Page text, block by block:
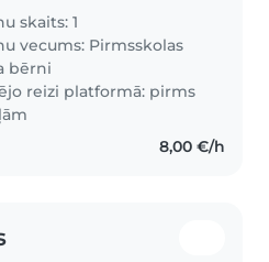
sportisko
Ļoti būtu
ja pretendenšu varētu
par mājdzīvniekiem,..
skaits: 1
vecums: Pirmsskolas
bērni
reizi platformā: pirms
8,00 €/h